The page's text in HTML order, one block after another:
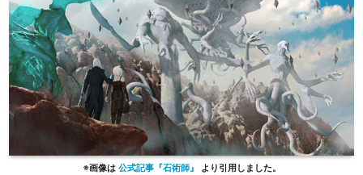
公式記事『石術師』